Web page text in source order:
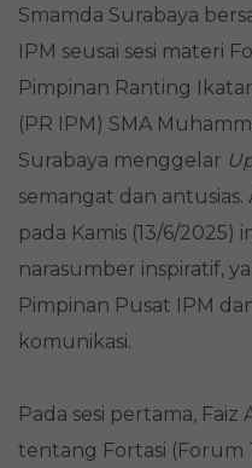
Smamda Surabaya
IPM seusai sesi materi
Pimpinan Ranting
(PR IPM) SMA
Surabaya menggelar
semangat dan
pada Kamis (13/6/
narasumber inspiratif,
Pimpinan Pusat IPM
komunikasi.
Pada sesi pertama,
tentang Fortasi (Forum